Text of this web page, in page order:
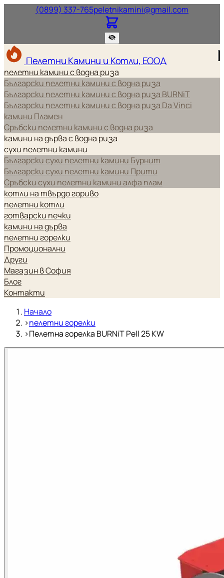
(0899) 337-765Нашият телефонен номер.
peletnikamini@gmail.com
Пелетни Камини и Котли, ЕООД
пелетни камини с водна риза
Български пелетни камини с водна риза
Български пелетни камини с водна риза BURNiT
Български пелетни камини с водна риза Da Vinci
камини Пламен
Сръбски пелетни камини с водна риза
камини на дърва с водна риза
сухи пелетни камини
Български сухи пелетни камини Бурнит
Български сухи пелетни камини Прити
Сръбски сухи пелетни камини алфа плам
котли на твърдо гориво
пелетни котли
готварски печки
камини на дърва
пелетни горелки
Промоционални
Други
Магазин в София
Блог
Контакти
Начало
›пелетни горелки
›Пелетна горелка BURNiT Pell 25 KW